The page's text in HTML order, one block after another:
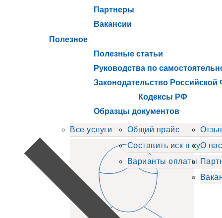
Все услуги
Общий прайс
Составить иск в суд
Варианты оплаты
О нас
Партнеры
Вакансии
Полезное
Полезные статьи
Руководства по
Законодательство Российской
Кодексы РФ
Образцы документов